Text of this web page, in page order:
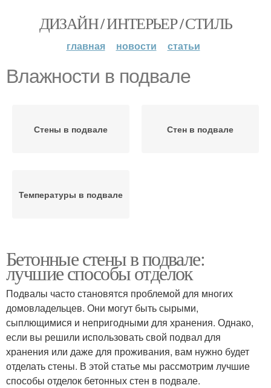
ДИЗАЙН / ИНТЕРЬЕР / СТИЛЬ
главная новости статьи
Влажности в подвале
Стены в подвале Стен в подвале
Температуры в подвале
Бетонные стены в подвале:
лучшие способы отделок
Подвалы часто становятся проблемой для многих
домовладельцев. Они могут быть сырыми,
сыплющимися и непригодными для хранения. Однако,
если вы решили использовать свой подвал для
хранения или даже для проживания, вам нужно будет
отделать стены. В этой статье мы рассмотрим лучшие
способы отделок бетонных стен в подвале.